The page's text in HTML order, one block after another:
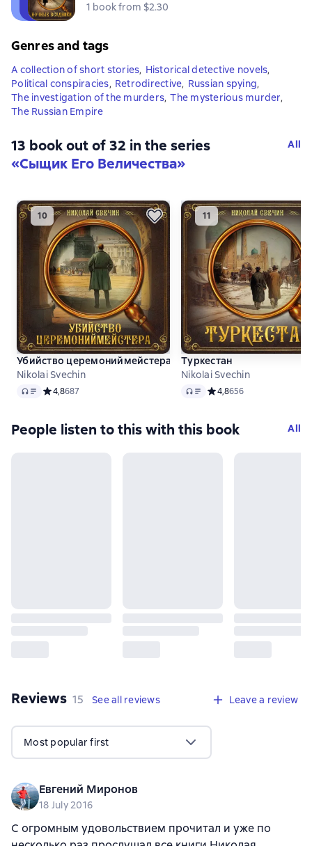
1 book from $2.30
Genres and tags
A collection of short stories, Historical detective novels,
Political conspiracies, Retrodirective, Russian spying,
The investigation of the murders, The mysterious murder,
The Russian Empire
13 book out of 32 in the series
«Сыщик Его Величества»
All
Убийство церемониймейстера
Nikolai Svechin
Audio Средний рейтинг 4,8 на основе 687 оценок
4,8687
Туркестан
Nikolai Svechin
Audio Средний рейтинг 4,8 на
4,8656
People listen to this with this book All
Reviews 15 reviews
15 See all reviews Leave a review
Most popular first
Евгений Миронов
18 July 2016
С огромным удовольствием прочитал и уже по